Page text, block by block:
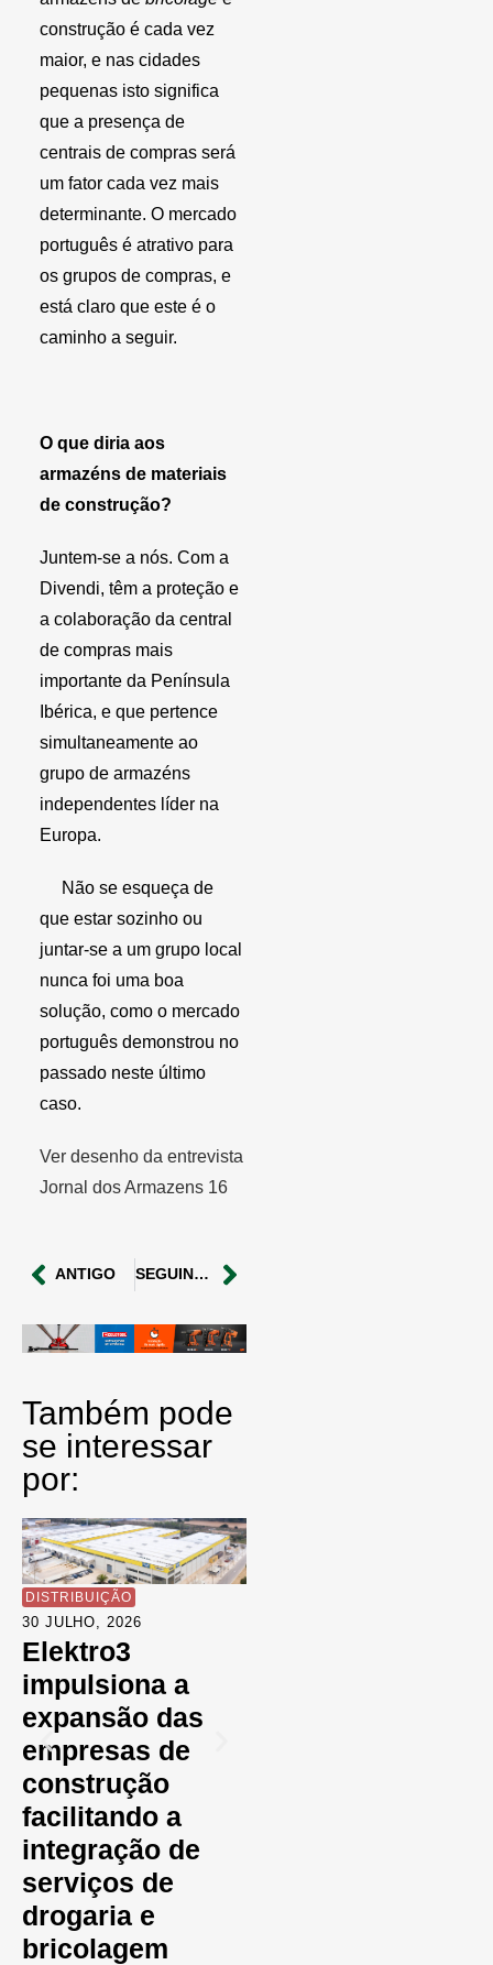
construção é cada vez
maior, e nas cidades
pequenas isto significa
que a presença de
centrais de compras será
um fator cada vez mais
determinante. O mercado
português é atrativo para
os grupos de compras, e
está claro que este é o
caminho a seguir.
O que diria aos
armazéns de materiais
de construção?
Juntem-se a nós. Com a
Divendi, têm a proteção e
a colaboração da central
de compras mais
importante da Península
Ibérica, e que pertence
simultaneamente ao
grupo de armazéns
independentes líder na
Europa.
Não se esqueça de
que estar sozinho ou
juntar-se a um grupo local
nunca foi uma boa
solução, como o mercado
português demonstrou no
passado neste último
caso.
Ver desenho da entrevista
Jornal dos Armazens 16
ANTIGO SEGUINDO
Também pode
se interessar
por:
DISTRIBUIÇÃO
30 JULHO, 2026
Elektro3
impulsiona a
expansão das
empresas de
construção
facilitando a
integração de
serviços de
drogaria e
bricolagem